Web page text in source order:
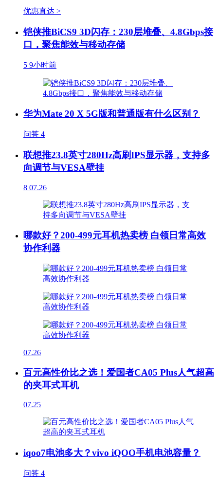
优惠直达 >
铠侠推BiCS9 3D闪存：230层堆叠、4.8Gbps接
口，聚焦能效与移动存储
5 9小时前
华为Mate 20 X 5G版和普通版有什么区别？
问答 4
联想推23.8英寸280Hz高刷IPS显示器，支持多
向调节与VESA壁挂
8 07.26
哪款好？200-499元耳机热卖榜 白领日常高效
协作利器
07.26
百元高性价比之选！爱国者CA05 Plus人气超高
的夹耳式耳机
07.25
iqoo7电池多大？vivo iQOO手机电池容量？
问答 4